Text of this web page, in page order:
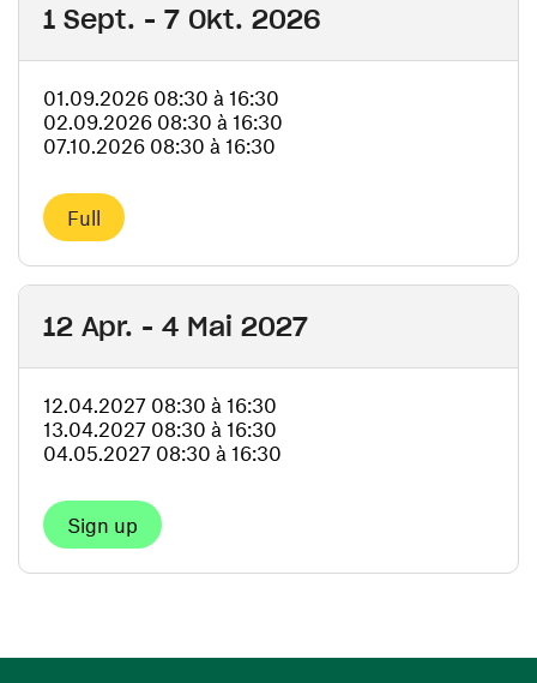
1 Sept. - 7 Okt. 2026
01.09.2026 08:30 à 16:30
02.09.2026 08:30 à 16:30
07.10.2026 08:30 à 16:30
Full
12 Apr. - 4 Mai 2027
12.04.2027 08:30 à 16:30
13.04.2027 08:30 à 16:30
04.05.2027 08:30 à 16:30
Sign up